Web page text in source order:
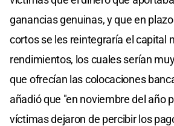
ganancias genuinas, y que en
cortos se les reintegraría el capital
rendimientos, los cuales serían
que ofrecían las colocaciones
añadió que "en noviembre del año
víctimas dejaron de percibir los